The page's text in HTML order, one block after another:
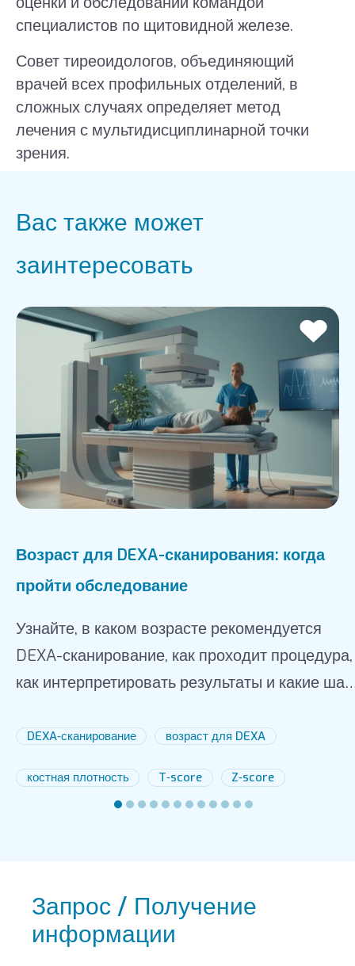
специалистов по щитовидной железе.
Совет тиреоидологов, объединяющий
врачей всех профильных отделений, в
сложных случаях определяет метод
лечения с мультидисциплинарной точки
зрения.
Вас также может
заинтересовать
Возраст для DEXA-сканирования: когда
пройти обследование
Узнайте, в каком возрасте рекомендуется
DEXA-сканирование, как проходит процедура,
как интерпретировать результаты и какие
DEXA‑сканирование возраст для DEXA
костная плотность T‑score Z‑score
Запрос / Получение
информации